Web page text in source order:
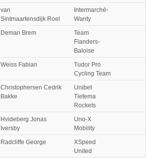
van
Sintmaartensdijk Roel
Intermarché-
Wanty
Deman Brem
Team
Flanders-
Baloise
Weiss Fabian
Tudor Pro
Cycling Team
Christophersen Cedrik
Bakke
Unibet
Tietema
Rockets
Hvideberg Jonas
Iversby
Uno-X
Mobility
Radcliffe George
XSpeed
United